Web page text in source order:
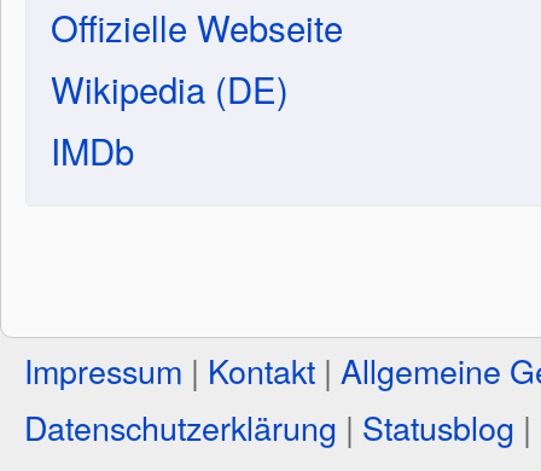
Offizielle Webseite
Wikipedia (DE)
IMDb
Impressum | Kontakt | Allgemeine
Datenschutzerklärung | Statusblog |